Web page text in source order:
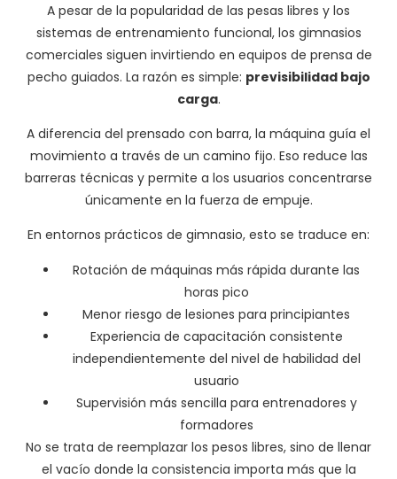
A pesar de la popularidad de las pesas libres y los
sistemas de entrenamiento funcional, los gimnasios
comerciales siguen invirtiendo en equipos de prensa de
pecho guiados. La razón es simple: previsibilidad bajo
carga.
A diferencia del prensado con barra, la máquina guía el
movimiento a través de un camino fijo. Eso reduce las
barreras técnicas y permite a los usuarios concentrarse
únicamente en la fuerza de empuje.
En entornos prácticos de gimnasio, esto se traduce en:
Rotación de máquinas más rápida durante las
horas pico
Menor riesgo de lesiones para principiantes
Experiencia de capacitación consistente
independientemente del nivel de habilidad del
usuario
Supervisión más sencilla para entrenadores y
formadores
No se trata de reemplazar los pesos libres, sino de llenar
el vacío donde la consistencia importa más que la